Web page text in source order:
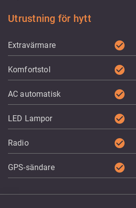
Utrustning för hytt
Extravärmare check_circle
Komfortstol check_circle
AC automatisk check_circle
LED Lampor check_circle
Radio check_circle
GPS-sändare check_circle